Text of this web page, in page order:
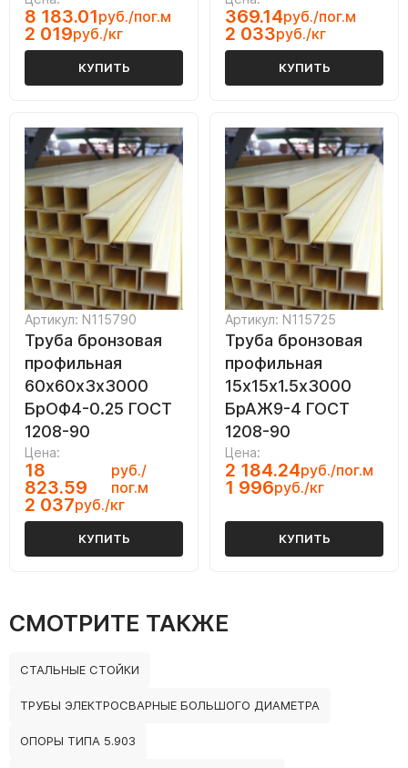
8 183.01руб./пог.м
2 019руб./кг
КУПИТЬ
369.14руб./пог.м
2 033руб./кг
КУПИТЬ
Артикул: N115790
Труба бронзовая
профильная
60х60х3х3000
БрОФ4-0.25 ГОСТ
1208-90
Цена:
18
823.59
руб./
пог.м
2 037руб./кг
КУПИТЬ
Артикул: N115725
Труба бронзовая
профильная
15х15х1.5х3000
БрАЖ9-4 ГОСТ
1208-90
Цена:
2 184.24руб./пог.м
1 996руб./кг
КУПИТЬ
СМОТРИТЕ ТАКЖЕ
СТАЛЬНЫЕ СТОЙКИ
ТРУБЫ ЭЛЕКТРОСВАРНЫЕ БОЛЬШОГО ДИАМЕТРА
ОПОРЫ ТИПА 5.903